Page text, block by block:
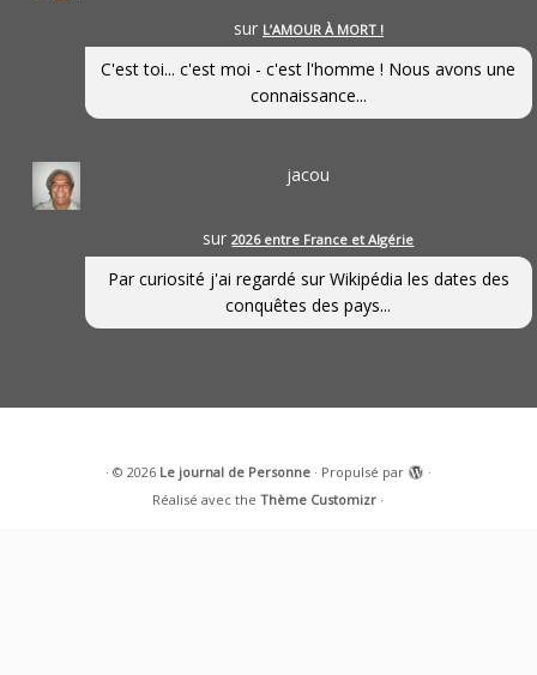
sur L’AMOUR À MORT !
C'est toi... c'est moi - c'est l'homme ! Nous avons une
connaissance...
jacou
sur2026 entre France et Algérie
Par curiosité j'ai regardé sur Wikipédia les dates des
conquêtes des pays...
· © 2026 Le journal de Personne· Propulsé par
·
Réalisé avec theThème Customizr ·